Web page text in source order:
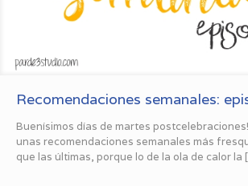
Recomendaciones semanales:
Buenísimos días de martes
unas recomendaciones semanales más
que las últimas, porque lo de la ola de calor la